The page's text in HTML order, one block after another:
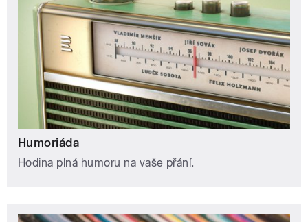
Humoriáda
Hodina plná humoru na vaše přání.